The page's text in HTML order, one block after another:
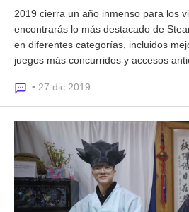
2019 cierra un año inmenso para los
encontrarás lo más destacado de
en diferentes categorías, incluidos
juegos más concurridos y accesos
• 27 dic 2019